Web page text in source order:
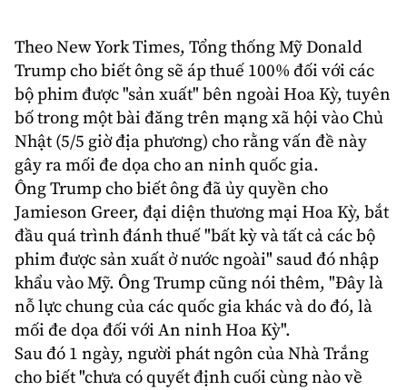
Theo New York Times, Tổng thống MỹDonald
Trumpcho biết ông sẽ áp thuế 100% đối với các
bộ phim được "sản xuất" bên ngoài Hoa Kỳ, tuyên
bố trong một bài đăng trên mạng xã hội vào Chủ
Nhật (5/5 giờ địa phương) cho rằng vấn đề này
gây ra mối đe dọa cho an ninh quốc gia.
Ông Trump cho biết ông đã ủy quyền cho
Jamieson Greer, đại diện thương mại Hoa Kỳ, bắt
đầu quá trìnhđánh thuế"bất kỳ và tất cả các bộ
phim được sản xuất ở nước ngoài" saud đó nhập
khẩu vào Mỹ. Ông Trump cũng nói thêm, "Đây là
nỗ lực chung của các quốc gia khác và do đó, là
mối đe dọa đối với An ninh Hoa Kỳ".
Sau đó 1 ngày, người phát ngôn của Nhà Trắng
cho biết "chưa có quyết định cuối cùng nào về